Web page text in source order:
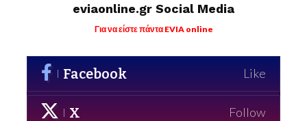
eviaonline.gr Social Media
Για να είστε πάντα EVIA online
Facebook Like
X Follow